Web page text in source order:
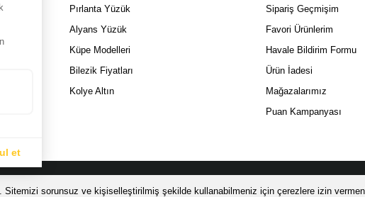
sorunsuz ve kişiselleştirilmiş şekilde kullanabilmeniz için çerezlere izin
Pırlanta Yüzük
Alyans Yüzük
Küpe Modelleri
Bilezik Fiyatları
Kolye Altın
Sipariş Geçmişim
Favori Ürünlerim
Havale Bildirim Formu
Ürün İadesi
Mağazalarımız
Puan Kampanyası